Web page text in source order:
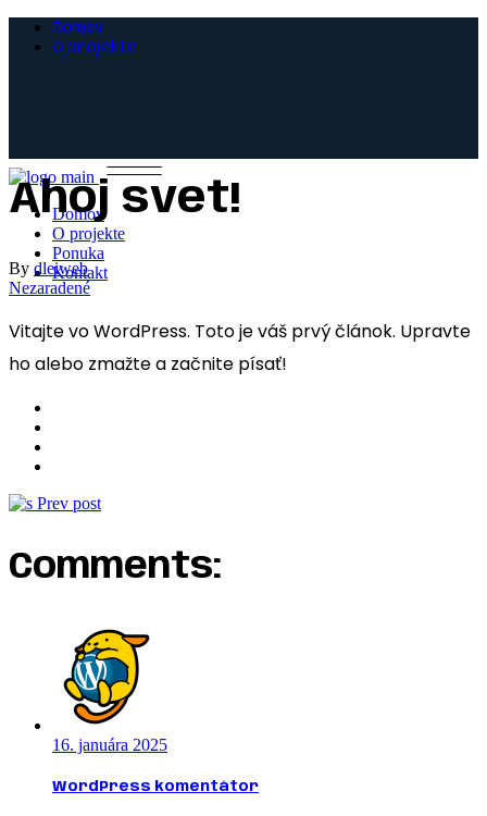
Domov
O projekte
Domov
O projekte
Ponuka
Kontakt
Ahoj svet!
By dleiweb
Nezaradené
Vitajte vo WordPress. Toto je váš prvý článok. Upravte
ho alebo zmažte a začnite písať!
Prev post
Comments:
16. januára 2025
WordPress komentátor